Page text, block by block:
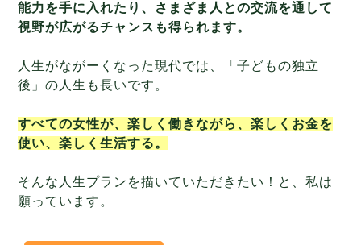
能力を手に入れたり、さまざま人との交流を通して
視野が広がるチャンスも得られます。
人生がながーくなった現代では、「子どもの独立
後」の人生も長いです。
すべての女性が、楽しく働きながら、楽しくお金を
使い、楽しく生活する。
そんな人生プランを描いていただきたい！と、私は
願っています。